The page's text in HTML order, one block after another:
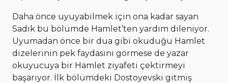
Daha önce uyuyabilmek için ona kadar sayan
Sadık bu bölümde Hamlet’ten yardım dileniyor.
Uyumadan önce bir dua gibi okuduğu Hamlet
dizelerinin pek faydasını görmese de yazar
okuyucuya bir Hamlet ziyafeti çektirmeyi
başarıyor. İlk bölümdeki Dostoyevski gitmiş